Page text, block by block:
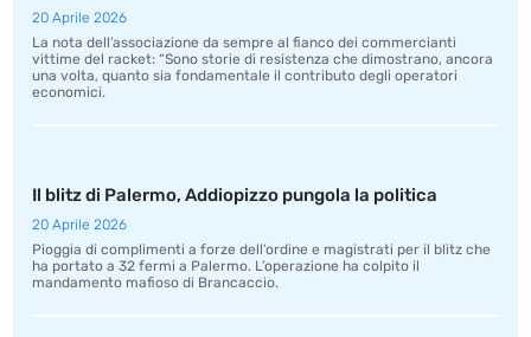
20 Aprile 2026
La nota dell’associazione da sempre al fianco dei commercianti
vittime del racket: “Sono storie di resistenza che dimostrano, ancora
una volta, quanto sia fondamentale il contributo degli operatori
economici.
Il blitz di Palermo, Addiopizzo pungola la politica
20 Aprile 2026
Pioggia di complimenti a forze dell’ordine e magistrati per il blitz che
ha portato a 32 fermi a Palermo. L’operazione ha colpito il
mandamento mafioso di Brancaccio.